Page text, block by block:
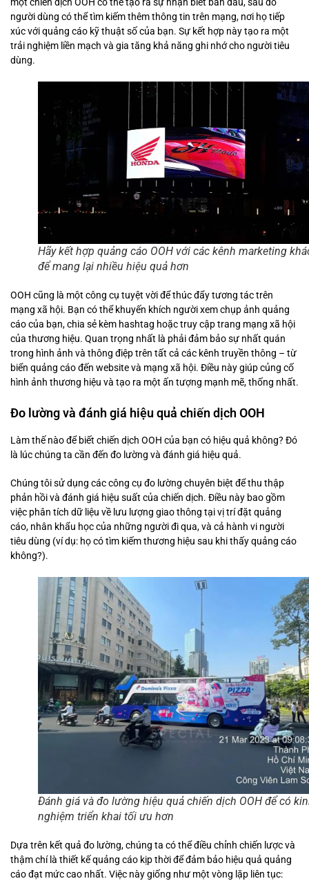
người dùng có thể tìm kiếm thêm thông tin trên mạng, nơi họ tiếp
xúc với quảng cáo kỹ thuật số của bạn. Sự kết hợp này tạo ra một
trải nghiệm liền mạch và gia tăng khả năng ghi nhớ cho người tiêu
dùng.
Hãy kết hợp quảng cáo OOH với các kênh marketing
để mang lại nhiều hiệu quả hơn
OOH cũng là một công cụ tuyệt vời để thúc đẩy tương tác trên
mạng xã hội. Bạn có thể khuyến khích người xem chụp ảnh quảng
cáo của bạn, chia sẻ kèm hashtag hoặc truy cập trang mạng xã hội
của thương hiệu. Quan trọng nhất là phải đảm bảo sự nhất quán
trong hình ảnh và thông điệp trên tất cả các kênh truyền thông – từ
biển quảng cáo đến website và mạng xã hội. Điều này giúp củng cố
hình ảnh thương hiệu và tạo ra một ấn tượng mạnh mẽ, thống nhất.
Đo lường và đánh giá hiệu quả chiến dịch OOH
Làm thế nào để biết chiến dịch OOH của bạn có hiệu quả không? Đó
là lúc chúng ta cần đến đo lường và đánh giá hiệu quả.
Chúng tôi sử dụng các công cụ đo lường chuyên biệt để thu thập
phản hồi và đánh giá hiệu suất của chiến dịch. Điều này bao gồm
việc phân tích dữ liệu về lưu lượng giao thông tại vị trí đặt quảng
cáo, nhân khẩu học của những người đi qua, và cả hành vi người
tiêu dùng (ví dụ: họ có tìm kiếm thương hiệu sau khi thấy quảng cáo
không?).
Đánh giá và đo lường hiệu quả chiến dịch OOH để có
nghiệm triển khai tối ưu hơn
Dựa trên kết quả đo lường, chúng ta có thể điều chỉnh chiến lược và
thậm chí là thiết kế quảng cáo kịp thời để đảm bảo hiệu quả quảng
cáo đạt mức cao nhất. Việc này giống như một vòng lặp liên tục: